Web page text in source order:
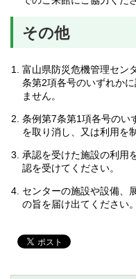
その他
富山県防災危機管理セン
条第2項各号のいずれか
ません。
条例第7条第1項各号のい
を取り消し、又は利用を
承認を受けた施設の利用
認を受けてください。
センターの施設や設備、
の旨を届け出てください。